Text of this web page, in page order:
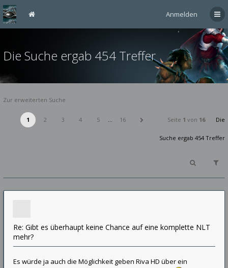
Anmelden
Die Suche ergab 454 Treffer
Zur erweiterten Suche
1 2 3 4 5 … 16 Seite 1 von 16 Die
Suche ergab 454 Treffer
Re: Gibt es überhaupt keine Chance auf eine komplette NLT
mehr?
Es würde ja auch die Möglichkeit geben Riva HD über ein